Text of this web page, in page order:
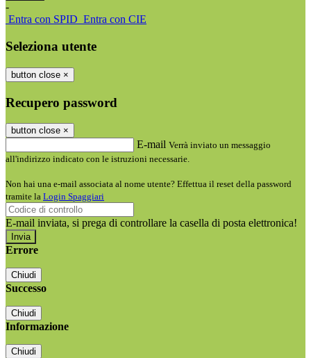
-
Entra con SPID Entra con CIE
Seleziona utente
button close ×
Recupero password
button close ×
E-mail Verrà inviato un messaggio
all'indirizzo indicato con le istruzioni necessarie.
Non hai una e-mail associata al nome utente? Effettua il reset della password
tramite la Login Spaggiari
E-mail inviata, si prega di controllare la casella di posta elettronica!
Errore
Chiudi
Successo
Chiudi
Informazione
Chiudi